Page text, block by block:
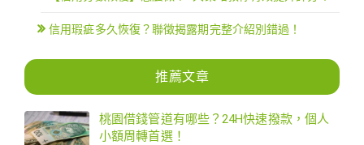
信用瑕疵多久恢復？聯徵揭露期完整介紹別錯過！
推薦文章
桃園借錢管道有哪些？24H快速撥款，個人
小額周轉首選！